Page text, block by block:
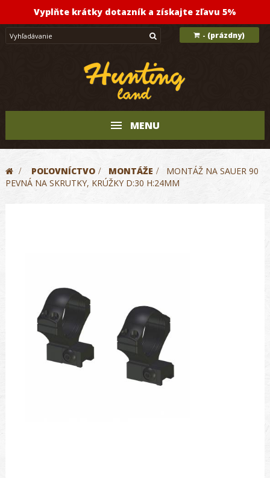
Vyplňte krátky dotazník a získajte zľavu 5%
- (prázdny)
MENU
> POĽOVNÍCTVO > MONTÁŽE >
MONTÁŽ NA SAUER 90
PEVNÁ NA SKRUTKY, KRÚŽKY D:30 H:24MM